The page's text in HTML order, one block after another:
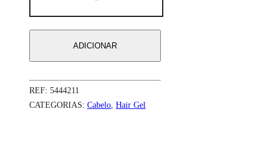
ARMY
GEL
600
ADICIONAR
REF: 5444211
CATEGORIAS: Cabelo Hair Gel